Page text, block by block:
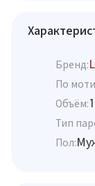
Бренд:
По
Объём:
Тип
Пол: